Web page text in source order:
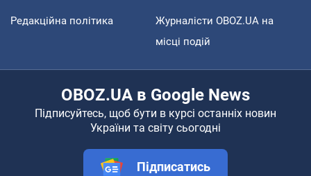
Редакційна політика
Журналісти OBOZ.UA на
місці подій
OBOZ.UA в Google News
Підписуйтесь, щоб бути в курсі останніх новин
України та світу сьогодні
Підписатись